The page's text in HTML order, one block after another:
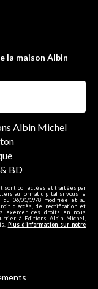
la maison Albin
Albin Michel
BD
sont collectées et traitées par
au format digital si vous le
06/01/1978 modifiée et au
d'accès, de rectification et
exercer ces droits en nous
à Editions Albin Michel,
Plus d’information sur notre